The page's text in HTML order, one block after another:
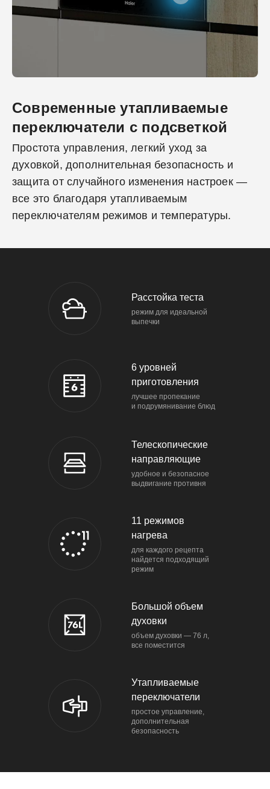
Современные утапливаемые
переключатели с подсветкой
Простота управления, легкий уход за
духовкой, дополнительная безопасность и
защита от случайного изменения настроек —
все это благодаря утапливаемым
переключателям режимов и температуры.
Расстойка теста
режим для идеальной
выпечки
6 уровней
приготовления
лучшее пропекание
и подрумянивание блюд
Телескопические
направляющие
удобное и безопасное
выдвигание противня
11 режимов
нагрева
для каждого рецепта
найдется подходящий
режим
Большой объем
духовки
объем духовки — 76 л,
все поместится
Утапливаемые
переключатели
простое управление,
дополнительная
безопасность